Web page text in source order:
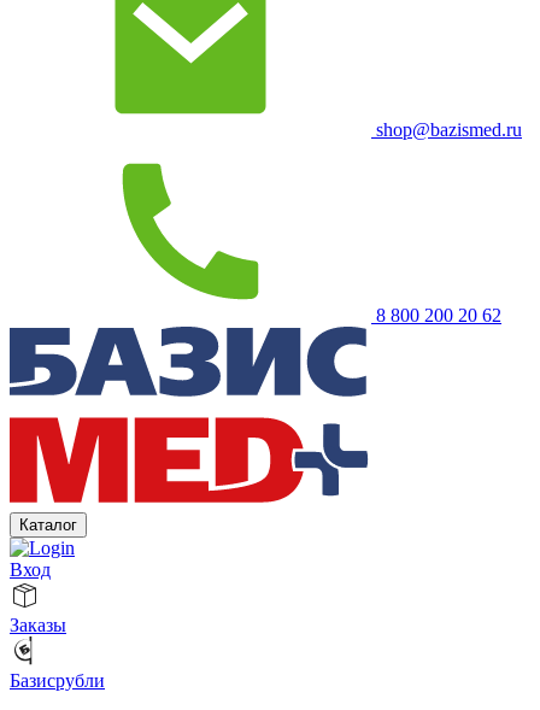
shop@bazismed.ru
8 800 200 20 62
Каталог
Вход
Заказы
Базисрубли